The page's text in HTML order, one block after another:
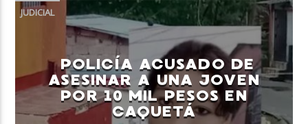
JUDICIAL
POLICÍA ACUSADO DE
ASESINAR A UNA JOVEN
POR 10 MIL PESOS EN
CAQUETÁ